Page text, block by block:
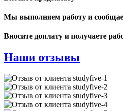
Мы выполняем работу и
Вносите доплату и получаете
Наши отзывы